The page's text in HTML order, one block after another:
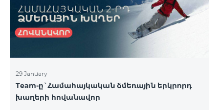
29 January
Team-ը`Համահայկական ձմեռային երկրորդ
խաղերի հովանավոր